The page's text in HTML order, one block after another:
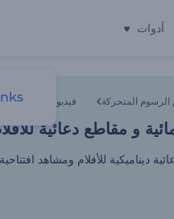
أدوات
و مقاطعالرسوم المتحركة فيديو دعائي لفيلم
و مقاطع دعائية
ديناميكية للأفلام ومشاهد